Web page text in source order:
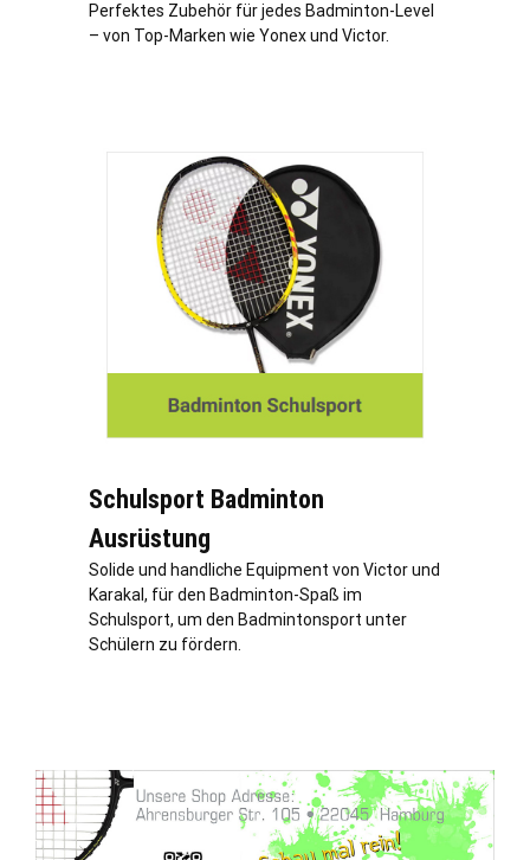
Perfektes Zubehör für jedes Badminton-Level
– von Top-Marken wie Yonex und Victor.
Schulsport Badminton
Ausrüstung
Solide und handliche Equipment von Victor und
Karakal, für den Badminton-Spaß im
Schulsport, um den Badmintonsport unter
Schülern zu fördern.